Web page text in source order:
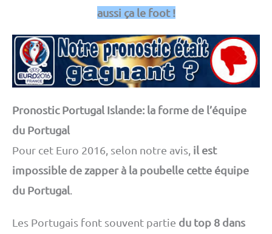
aussi ça le foot !
Pronostic Portugal Islande: la forme de l’équipe
du Portugal
Pour cet Euro 2016, selon notre avis, il est
impossible de zapper à la poubelle cette équipe
du Portugal
Les Portugais font souvent partie du top 8 dans